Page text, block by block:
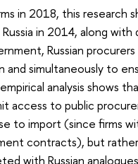
in 2018, this
in 2014, along
Russian
simultaneously to
analysis shows
access to public
to import (since firms
contracts), but
with Russian